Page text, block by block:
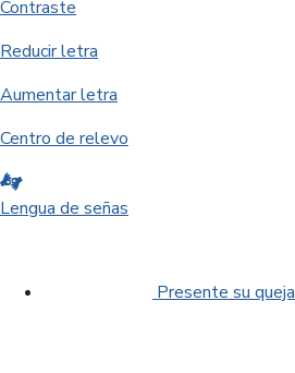
Contraste
Reducir letra
Aumentar letra
Centro de relevo
Lengua de señas
Presente su queja